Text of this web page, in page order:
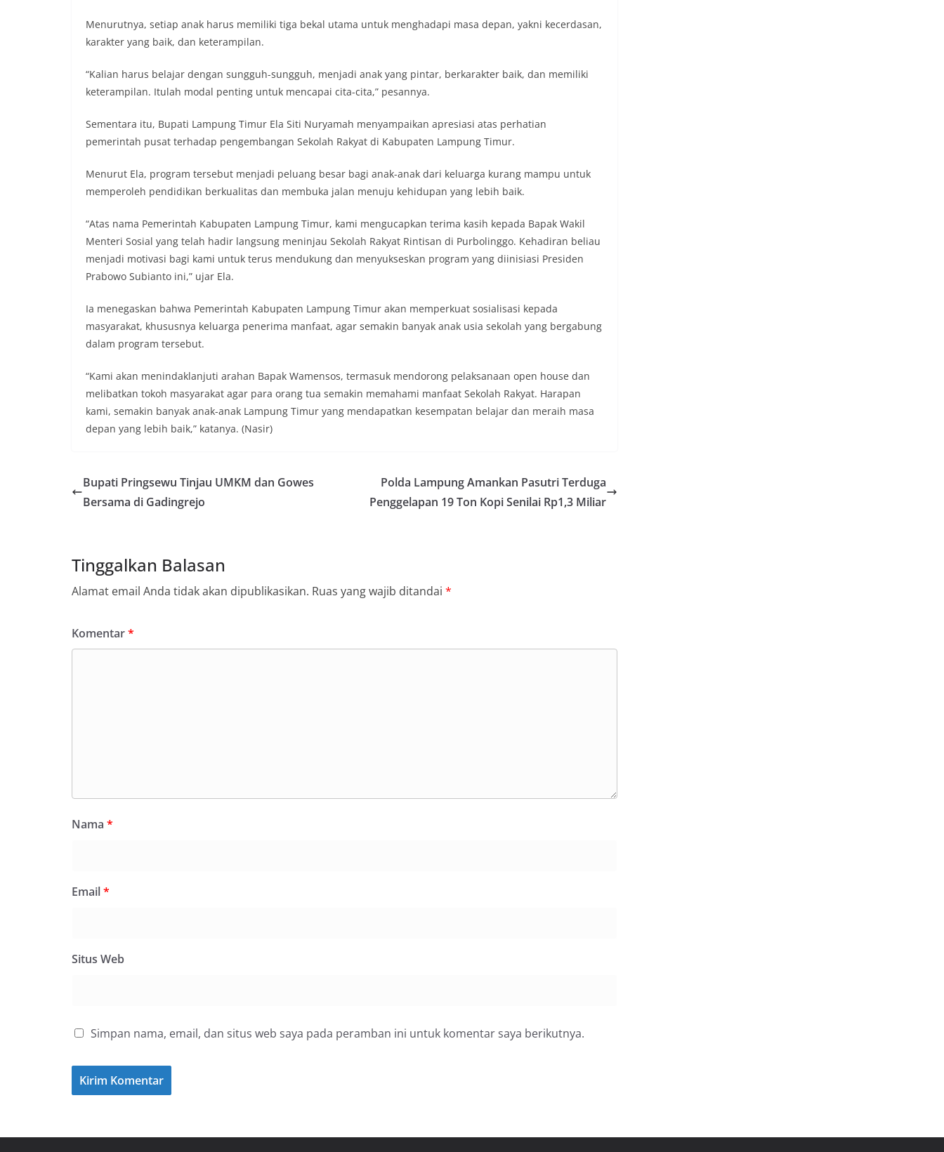
Menurutnya, setiap anak harus memiliki tiga bekal utama untuk menghadapi masa depan, yakni kecerdasan,
karakter yang baik, dan keterampilan.
“Kalian harus belajar dengan sungguh-sungguh, menjadi anak yang pintar, berkarakter baik, dan memiliki
keterampilan. Itulah modal penting untuk mencapai cita-cita,” pesannya.
Sementara itu, Bupati Lampung Timur Ela Siti Nuryamah menyampaikan apresiasi atas perhatian
pemerintah pusat terhadap pengembangan Sekolah Rakyat di Kabupaten Lampung Timur.
Menurut Ela, program tersebut menjadi peluang besar bagi anak-anak dari keluarga kurang mampu untuk
memperoleh pendidikan berkualitas dan membuka jalan menuju kehidupan yang lebih baik.
“Atas nama Pemerintah Kabupaten Lampung Timur, kami mengucapkan terima kasih kepada Bapak Wakil
Menteri Sosial yang telah hadir langsung meninjau Sekolah Rakyat Rintisan di Purbolinggo. Kehadiran beliau
menjadi motivasi bagi kami untuk terus mendukung dan menyukseskan program yang diinisiasi Presiden
Prabowo Subianto ini,” ujar Ela.
Ia menegaskan bahwa Pemerintah Kabupaten Lampung Timur akan memperkuat sosialisasi kepada
masyarakat, khususnya keluarga penerima manfaat, agar semakin banyak anak usia sekolah yang bergabung
dalam program tersebut.
“Kami akan menindaklanjuti arahan Bapak Wamensos, termasuk mendorong pelaksanaan open house dan
melibatkan tokoh masyarakat agar para orang tua semakin memahami manfaat Sekolah Rakyat. Harapan
kami, semakin banyak anak-anak Lampung Timur yang mendapatkan kesempatan belajar dan meraih masa
depan yang lebih baik,” katanya. (Nasir)
Bupati Pringsewu Tinjau UMKM dan Gowes
Bersama di Gadingrejo
Polda Lampung Amankan Pasutri Terduga
Penggelapan 19 Ton Kopi Senilai Rp1,3 Miliar
Tinggalkan Balasan
Alamat email Anda tidak akan dipublikasikan. Ruas yang wajib ditandai *
Komentar*
Nama *
Email*
Situs Web
Simpan nama, email, dan situs web saya pada peramban ini untuk komentar saya berikutnya.